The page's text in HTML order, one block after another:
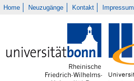
Home Neuzugänge Kontakt Impressum